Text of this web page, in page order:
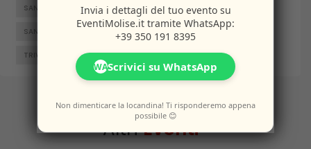
SAN GIACOMO DEGLI SCHIAVONI SAN MASSIMO
SANTA CROCE DI MAGLIANO SEPINO TERMOLI
TRIVENTO VENAFRO VINCHIATURO
AltriEventi
Invia i dettagli del tuo evento su
EventiMolise.it tramite WhatsApp:
+39 350 191 8395
WAScrivici su WhatsApp
Non dimenticare la locandina! Ti risponderemo appena
possibile 😊